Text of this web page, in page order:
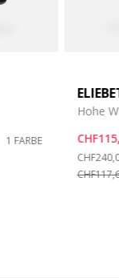
1 FARBE
Hohe
Price